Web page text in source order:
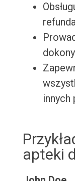
innych
apteki